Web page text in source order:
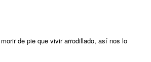
de pie que vivir arrodillado, así nos lo